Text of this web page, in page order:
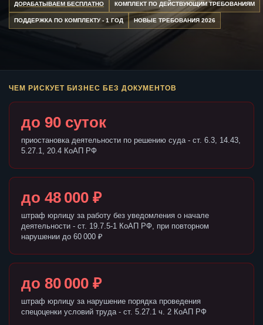
ДОРАБАТЫВАЕМ БЕСПЛАТНО КОМПЛЕКТ ПО ДЕЙСТВУЮЩИМ ТРЕБОВАНИЯМ
ПОДДЕРЖКА ПО КОМПЛЕКТУ - 1 ГОД НОВЫЕ ТРЕБОВАНИЯ 2026
ЧЕМ РИСКУЕТ БИЗНЕС БЕЗ ДОКУМЕНТОВ
до 90 суток
приостановка деятельности по решению суда - ст. 6.3, 14.43,
5.27.1, 20.4 КоАП РФ
до 48 000 ₽
штраф юрлицу за работу без уведомления о начале
деятельности - ст. 19.7.5-1 КоАП РФ, при повторном
нарушении до 60 000 ₽
до 80 000 ₽
штраф юрлицу за нарушение порядка проведения
спецоценки условий труда - ст. 5.27.1 ч. 2 КоАП РФ